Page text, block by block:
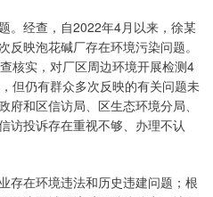
。经查，自2022年4月以来，徐某
映泡花碱厂存在环境污染问题。
核实，对厂区周边环境开展检测4
但仍有群众多次反映的有关问题未
和区信访局、区生态环境分局、
访投诉存在重视不够、办理不认
存在环境违法和历史违建问题；根